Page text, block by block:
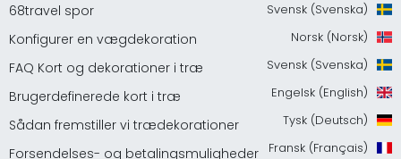
68travel spor
Konfigurer en vægdekoration
FAQ Kort og dekorationer i træ
Brugerdefinerede kort i træ
Sådan fremstiller vi trædekorationer
Forsendelses- og betalingsmuligheder
Svensk (Svenska)
Norsk (Norsk)
Svensk (Svenska)
Engelsk (English)
Tysk (Deutsch)
Fransk (Français)